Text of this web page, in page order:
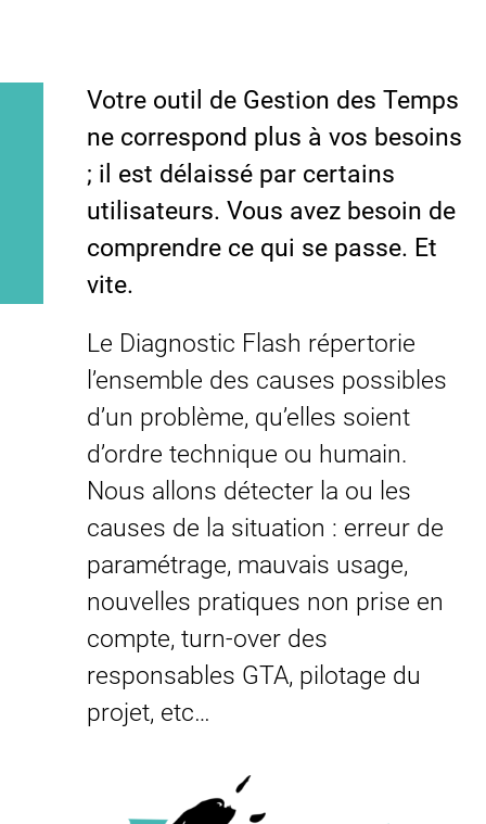
Votre outil de Gestion des Temps
ne correspond plus à vos besoins
; il est délaissé par certains
utilisateurs. Vous avez besoin de
comprendre ce qui se passe. Et
vite.
Le Diagnostic Flash répertorie
l’ensemble des causes possibles
d’un problème, qu’elles soient
d’ordre technique ou humain.
Nous allons détecter la ou les
causes de la situation : erreur de
paramétrage, mauvais usage,
nouvelles pratiques non prise en
compte, turn-over des
responsables GTA, pilotage du
projet, etc…